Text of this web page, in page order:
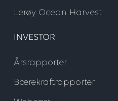
Lerøy Ocean Harvest
INVESTOR
Årsrapporter
Bærekraftrapporter